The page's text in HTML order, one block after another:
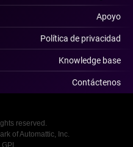
Apoyo
Política de privacidad
Knowledge base
Contáctenos
reserved.
of Automattic, Inc.